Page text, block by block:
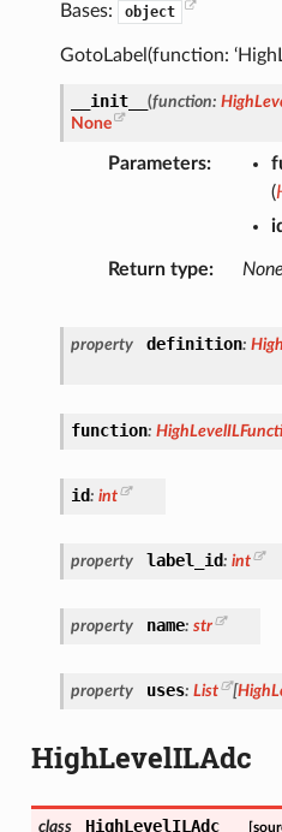
Bases: object
GotoLabel(function:
__init__ (function:
None
Parameters
(
Return type None
property definition:
function:
id: int
property label_id: int
property name: str
property uses: List [
HighLevelILAdc
class HighLevelILAdc